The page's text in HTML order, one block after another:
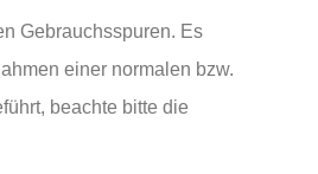
Gebrauchsspuren. Es
einer normalen bzw.
beachte bitte die